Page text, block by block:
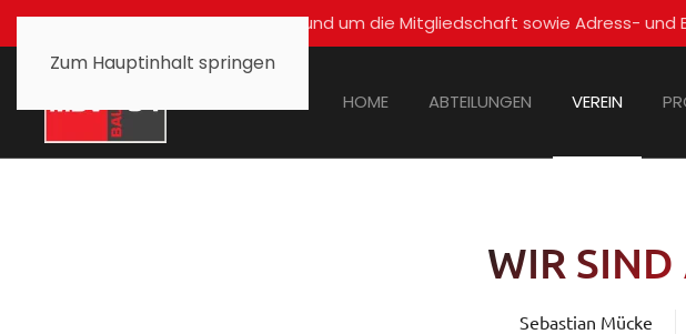
Zum Hauptinhalt springen
Für alle Fragen rund um die Mitgliedschaft sowie Adress-
HOME ABTEILUNGEN VEREIN
WIR
Sebastian Mücke